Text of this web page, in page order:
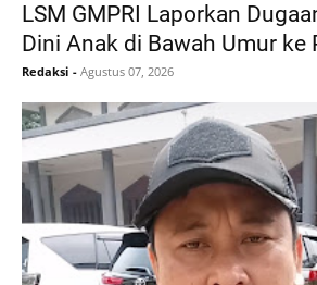
LSM GMPRI Laporkan
Dini Anak di Bawah Umur ke
Redaksi - Agustus 07, 2026